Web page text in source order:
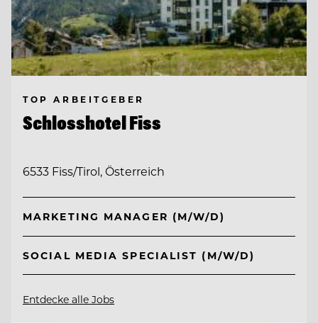
TOP ARBEITGEBER
Schlosshotel Fiss
6533 Fiss/Tirol, Österreich
MARKETING MANAGER (M/W/D)
SOCIAL MEDIA SPECIALIST (M/W/D)
Entdecke alle Jobs